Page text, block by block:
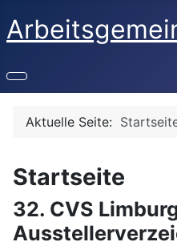
Aktuelle Seite:
Startseite
32. CVS